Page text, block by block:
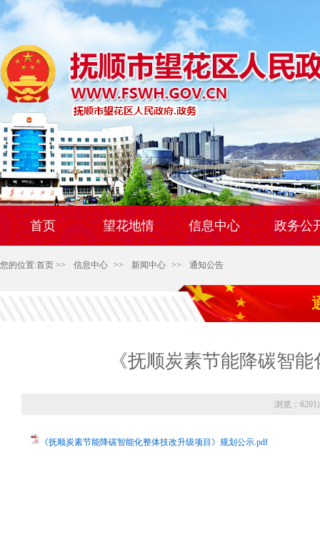
首页 望花地情 信息中心 政务公
您的位置:首页 >> 信息中心 >> 新闻中心 >> 通知公告
《抚顺炭素节能降碳智
浏览：6201
《抚顺炭素节能降碳智能化整体技改升级项目》规划公示.pdf